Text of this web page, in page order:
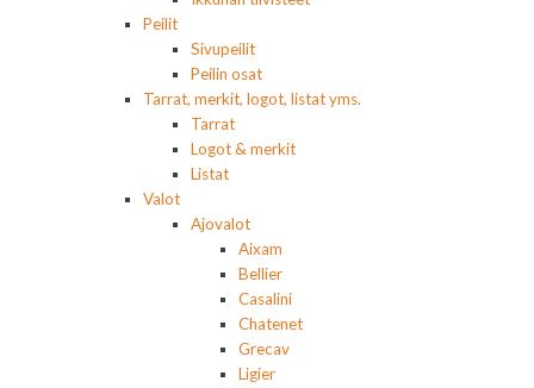
Peilit
Sivupeilit
Peilin osat
Tarrat, merkit, logot, listat yms.
Tarrat
Logot & merkit
Listat
Valot
Ajovalot
Aixam
Bellier
Casalini
Chatenet
Grecav
Ligier